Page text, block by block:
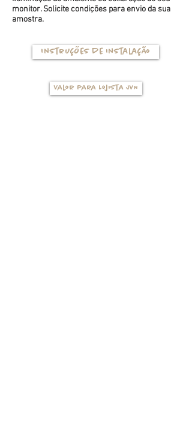
monitor. Solicite condições para envio da sua
amostra.
Instruções de instalação
Valor para Lojista JVN